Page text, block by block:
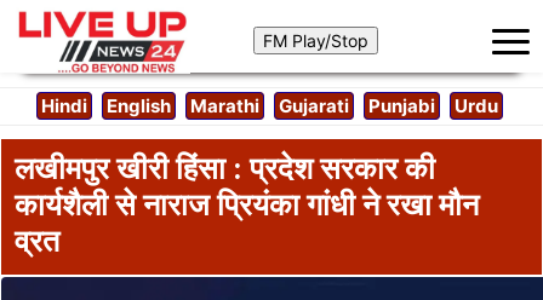
Hindi English Marathi Gujarati Punjabi Urdu
लखीमपुर खीरी हिंसा : प्रदेश सरकार की
कार्यशैली से नाराज प्रियंका गांधी ने रखा मौन
व्रत